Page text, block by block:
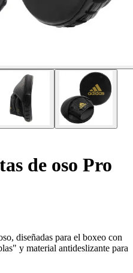
de oso Pro
diseñadas para el boxeo con
y material antideslizante para